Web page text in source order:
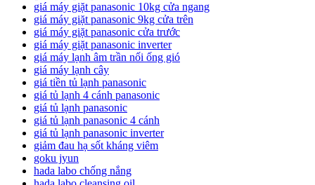
giá máy giặt panasonic 10kg cửa ngang
giá máy giặt panasonic 9kg cửa trên
giá máy giặt panasonic cửa trước
giá máy giặt panasonic inverter
giá máy lạnh âm trần nối ống gió
giá máy lạnh cây
giá tiền tủ lạnh panasonic
giá tủ lạnh 4 cánh panasonic
giá tủ lạnh panasonic
giá tủ lạnh panasonic 4 cánh
giá tủ lạnh panasonic inverter
giảm đau hạ sốt kháng viêm
goku jyun
hada labo chống nắng